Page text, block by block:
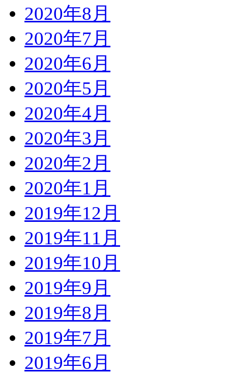
2020年8月
2020年7月
2020年6月
2020年5月
2020年4月
2020年3月
2020年2月
2020年1月
2019年12月
2019年11月
2019年10月
2019年9月
2019年8月
2019年7月
2019年6月